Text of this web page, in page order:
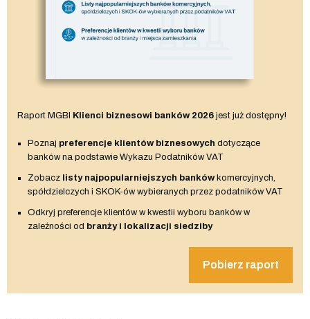
Raport MGBI Klienci biznesowi banków 2026 jest już dostępny!
Poznaj preferencje klientów biznesowych dotyczące
banków na podstawie Wykazu Podatników VAT
Zobacz listy najpopularniejszych bankówkomercyjnych,
spółdzielczych i SKOK-ów wybieranych przez podatników VAT
Odkryj preferencje klientów w kwestii wyboru banków w
zależności od branży i lokalizacji siedziby
Pobierz raport